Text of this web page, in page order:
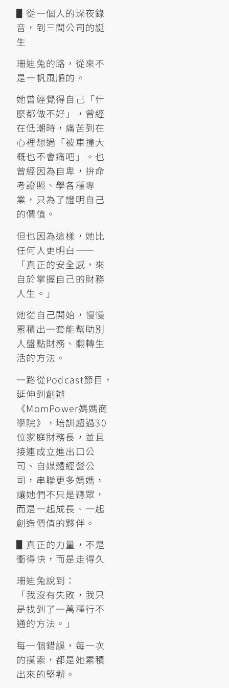
▋從一個人的深夜錄
音，到三間公司的誕
生
珊迪兔的路，從來不
是一帆風順的。
她曾經覺得自己「什
麼都做不好」，曾經
在低潮時，痛苦到在
心裡想過「被車撞大
概也不會痛吧」。也
曾經因為自卑，拚命
考證照、學各種專
業，只為了證明自己
的價值。
但也因為這樣，她比
任何人更明白——
「真正的安全感，來
自於掌握自己的財務
人生。」
她從自己開始，慢慢
累積出一套能幫助別
人盤點財務、翻轉生
活的方法。
一路從Podcast節目，
延伸到創辦
《MomPower媽媽商
學院》，培訓超過30
位家庭財務長，並且
接連成立進出口公
司、自媒體經營公
司，串聯更多媽媽，
讓她們不只是聽眾，
而是一起成長、一起
創造價值的夥伴。
▋真正的力量，不是
衝得快，而是走得久
珊迪兔說到：
「我沒有失敗，我只
是找到了一萬種行不
通的方法。」
每一個錯誤，每一次
的摸索，都是她累積
出來的堅韌。